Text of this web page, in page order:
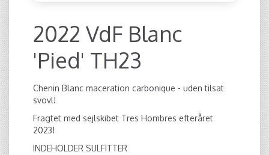
2022 VdF Blanc
'Pied' TH23
Chenin Blanc maceration carbonique - uden tilsat
svovl!
Fragtet med sejlskibet Tres Hombres efteråret
2023!
INDEHOLDER SULFITTER